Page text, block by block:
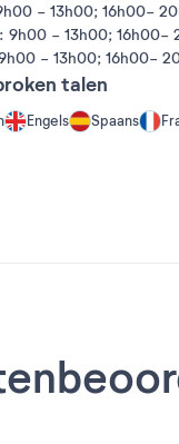
- 13h00; 16h00-
9h00 - 13h00; 16h00-
- 13h00; 16h00-
talen
Engels Spaans